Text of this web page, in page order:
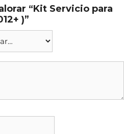
“Kit Servicio para
)”